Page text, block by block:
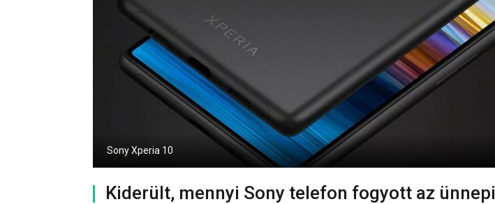
Sony Xperia 10
Kiderült, mennyi Sony telefon fogyott az ünnepi